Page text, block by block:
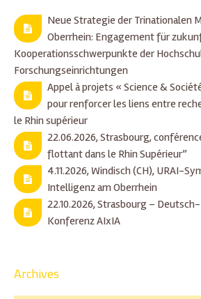
Neue Strategie der Trinationalen
Oberrhein: Engagement für
Kooperationsschwerpunkte der
Forschungseinrichtungen
Appel à projets « Science &
pour renforcer les liens entre
le Rhin supérieur
22.06.2026, Strasbourg,
flottant dans le Rhin Supérieur”
4.11.2026, Windisch (CH), URAI-
Intelligenz am Oberrhein
22.10.2026, Strasbourg –
Konferenz AIxIA
Archives